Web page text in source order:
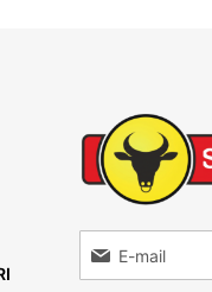
Inscrieti-va la